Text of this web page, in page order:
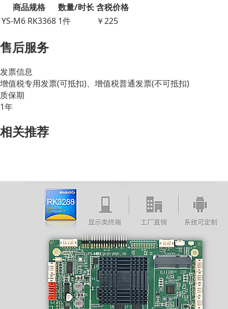
商品规格
数量/时长含税价格
YS-M6 RK3368 1件 ￥225
售后服务
发票信息
增值税专用发票(可抵扣)、增值税普通发票(不可抵扣)
质保期
1年
相关推荐